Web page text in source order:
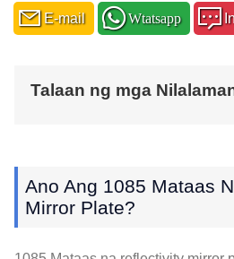
E-mail Wtatsapp
Talaan ng mga
Ano Ang 1085 Mataas
Mirror Plate?